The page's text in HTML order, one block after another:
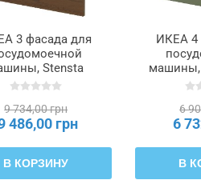
3 фасада для
Stensta
коричневая
МЕТОД,
495.744.93
9 734,00 грн
486,00 грн
В КОРЗИНУ
ИКЕА 4
машины,
зеленый,
6
6
В